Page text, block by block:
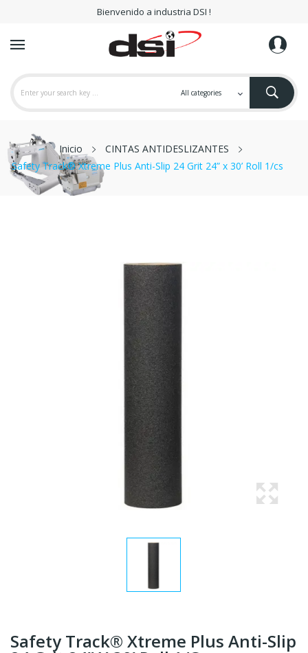
Bienvenido a industria DSI !
Inicio
CINTAS ANTIDESLIZANTES
Safety Track® Xtreme Plus Anti-Slip 24 Grit 24” x 30’ Roll 1/cs
Safety Track® Xtreme Plus Anti-Slip